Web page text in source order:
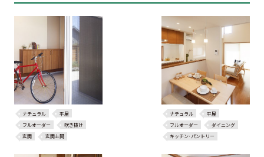
ナチュラル
平屋
フルオーダー
吹き抜け
玄関
玄関土間
ナチュラル
平屋
フルオーダー
ダイニング
キッチン･パントリー